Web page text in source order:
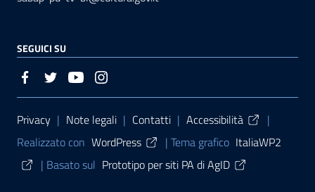
SEGUICI SU
Sezione Link Utili
Privacy | Note legali | Contatti | Accessibilità
|
Realizzato con WordPress | Tema grafico ItaliaWP2
| Basato sul Prototipo per siti PA di AgID